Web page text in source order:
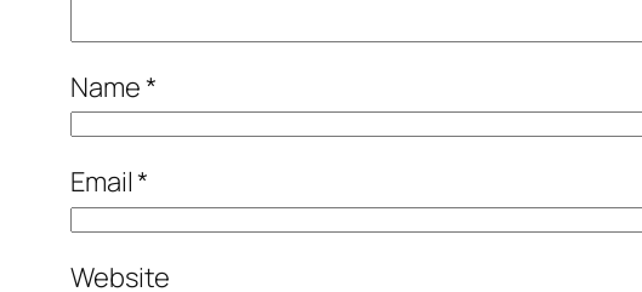
Name*
Email*
Website